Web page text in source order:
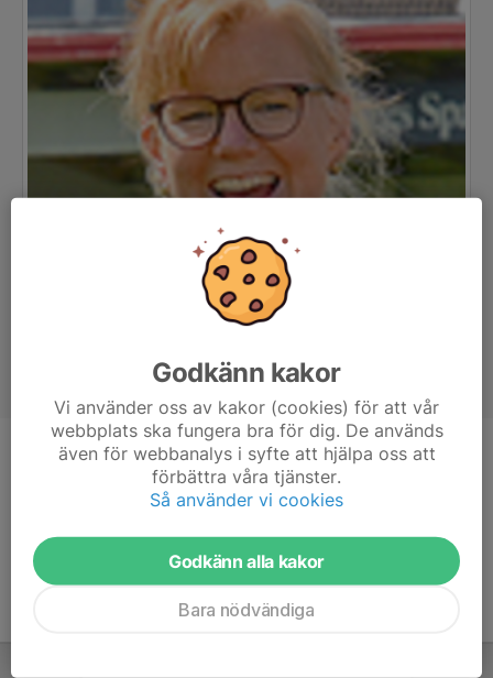
Tränare F2014
48 år
Godkänn kakor
Vi använder oss av kakor (cookies) för att vår
webbplats ska fungera bra för dig. De används
även för webbanalys i syfte att hjälpa oss att
förbättra våra tjänster.
Så använder vi cookies
Godkänn alla kakor
Bara nödvändiga